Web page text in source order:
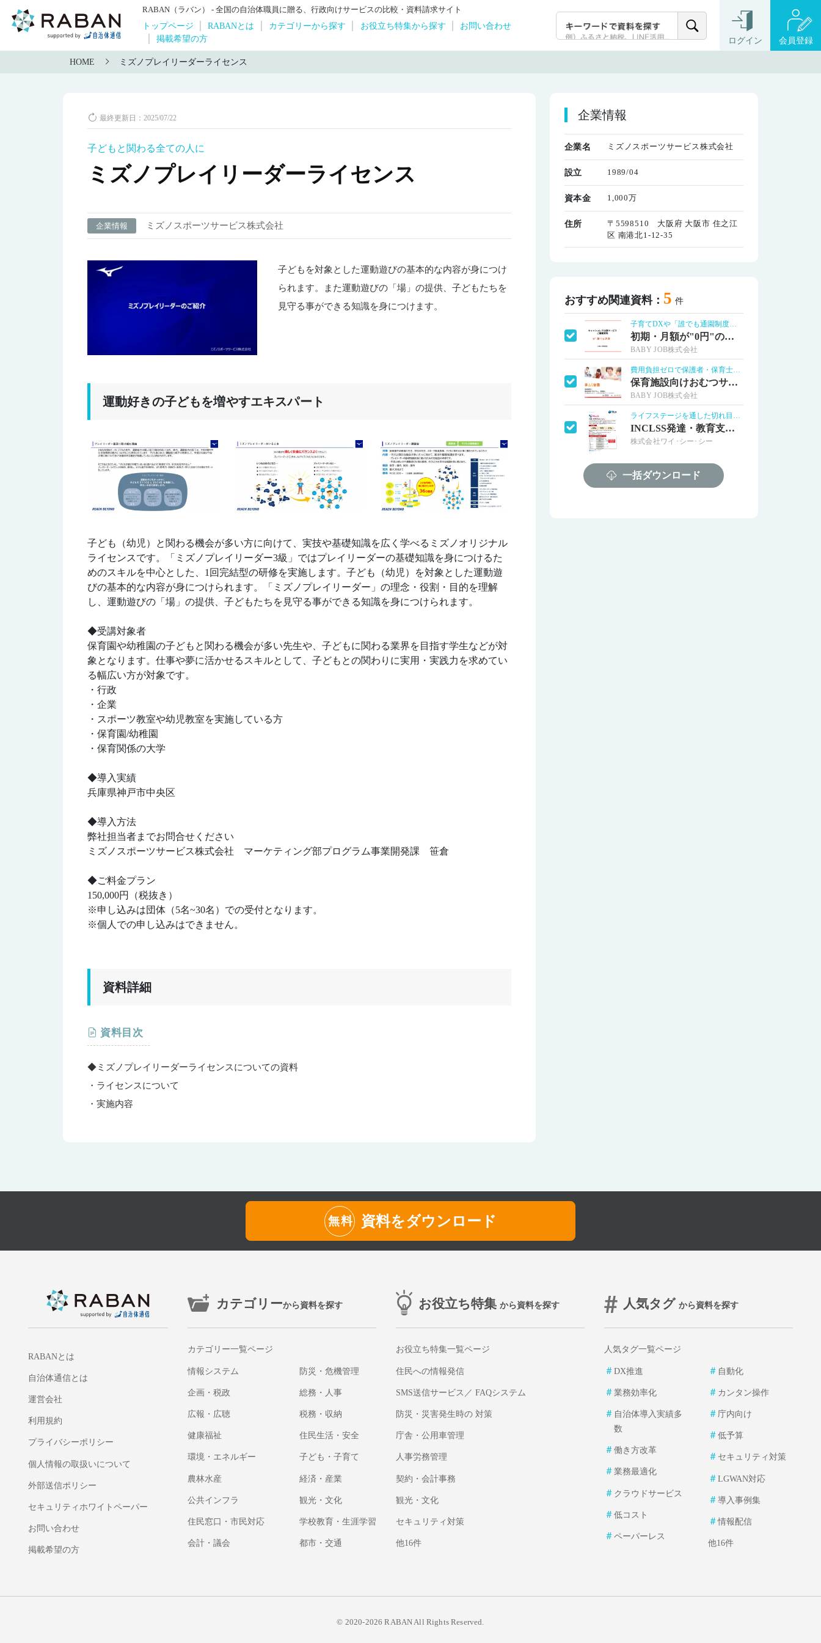
RABAN（ラバン） - 全国の自治体職員に贈る、行政向けサービスの比較・資料請求サイト
トップページ RABANとは カテゴリーから探す お役立ち特集から探す
お問い合わせ
掲載希望の方
ログイン 会員登録
HOME ミズノプレイリーダーライセンス
最終更新日：2025/07/22
子どもと関わる全ての人に
ミズノプレイリーダーライセンス
企業情報 ミズノスポーツサービス株式会社
子どもを対象とした運動遊びの基本的な内容が身につけ
られます。また運動遊びの「場」の提供、子どもたちを
見守る事ができる知識を身につけます。
運動好きの子どもを増やすエキスパート
子ども（幼児）と関わる機会が多い方に向けて、実技や基礎知識を広く学べるミズノオリジナル
ライセンスです。「ミズノプレイリーダー3級」ではプレイリーダーの基礎知識を身につけるた
めのスキルを中心とした、1回完結型の研修を実施します。子ども（幼児）を対象とした運動遊
びの基本的な内容が身につけられます。「ミズノプレイリーダー」の理念・役割・目的を理解
し、運動遊びの「場」の提供、子どもたちを見守る事ができる知識を身につけられます。
◆受講対象者
保育園や幼稚園の子どもと関わる機会が多い先生や、子どもに関わる業界を目指す学生などが対
象となります。仕事や夢に活かせるスキルとして、子どもとの関わりに実用・実践力を求めてい
る幅広い方が対象です。
・行政
・企業
・スポーツ教室や幼児教室を実施している方
・保育園/幼稚園
・保育関係の大学
◆導入実績
兵庫県神戸市中央区
◆導入方法
弊社担当者までお問合せください
ミズノスポーツサービス株式会社 マーケティング部プログラム事業開発課 笹倉
◆ご料金プラン
150,000円（税抜き）
※申し込みは団体（5名~30名）での受付となります。
※個人での申し込みはできません。
資料詳細
資料目次
◆ミズノプレイリーダーライセンスについての資料
・ライセンスについて
・実施内容
企業情報
企業名 ミズノスポーツサービス株式会社
設立 1989/04
資本金 1,000万
住所
〒5598510 大阪府 大阪市 住之江
区 南港北1-12-35
おすすめ関連資料： 5 件
子育てDXや「誰でも通園制度」をサポート
初期・月額が"0円"のキャッシュレス決済
BABY JOB株式会社
費用負担ゼロで保護者・保育士の負担軽減！
保育施設向けおむつサブスク「手ぶら登園」
BABY JOB株式会社
ライフステージを通した切れ目のない支援を
INCLSS発達・教育支援システム
株式会社ワイ･シー･シー
一括ダウンロード
無料 資料をダウンロード
RABANとは
自治体通信とは
運営会社
利用規約
プライバシーポリシー
個人情報の取扱いについて
外部送信ポリシー
セキュリティホワイトペーパー
お問い合わせ
掲載希望の方
カテゴリーから資料を探す
カテゴリー一覧ページ
情報システム
企画・税政
広報・広聴
健康福祉
環境・エネルギー
農林水産
公共インフラ
住民窓口・市民対応
会計・議会
防災・危機管理
総務・人事
税務・収納
住民生活・安全
子ども・子育て
経済・産業
観光・文化
学校教育・生涯学習
都市・交通
お役立ち特集 から資料を探す
お役立ち特集一覧ページ
住民への情報発信
SMS送信サービス／ FAQシステム
防災・災害発生時の 対策
庁舎・公用車管理
人事労務管理
契約・会計事務
観光・文化
セキュリティ対策
他16件
人気タグ から資料を探す
人気タグ一覧ページ
＃ DX推進
＃ 業務効率化
＃ 自治体導入実績多
数
＃ 働き方改革
＃ 業務最適化
＃ クラウドサービス
＃ 低コスト
＃ ペーパーレス
＃ 自動化
＃ カンタン操作
＃ 庁内向け
＃低予算
＃ セキュリティ対策
＃LGWAN対応
＃導入事例集
＃情報配信
他16件
© 2020-2026 RABAN All Rights Reserved.